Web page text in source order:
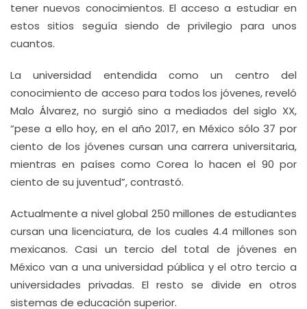
tener nuevos conocimientos. El acceso a estudiar en
estos sitios seguía siendo de privilegio para unos
cuantos.
La universidad entendida como un centro del
conocimiento de acceso para todos los jóvenes, reveló
Malo Álvarez, no surgió sino a mediados del siglo XX,
“pese a ello hoy, en el año 2017, en México sólo 37 por
ciento de los jóvenes cursan una carrera universitaria,
mientras en países como Corea lo hacen el 90 por
ciento de su juventud”, contrastó.
Actualmente a nivel global 250 millones de estudiantes
cursan una licenciatura, de los cuales 4.4 millones son
mexicanos. Casi un tercio del total de jóvenes en
México van a una universidad pública y el otro tercio a
universidades privadas. El resto se divide en otros
sistemas de educación superior.